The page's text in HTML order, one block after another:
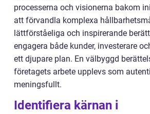
processerna och visionerna bakom
att förvandla komplexa
lättförståeliga och inspirerande
engagera både kunder, investerare
ett djupare plan. En välbyggd
företagets arbete upplevs som
meningsfullt.
Identifiera kärnan i